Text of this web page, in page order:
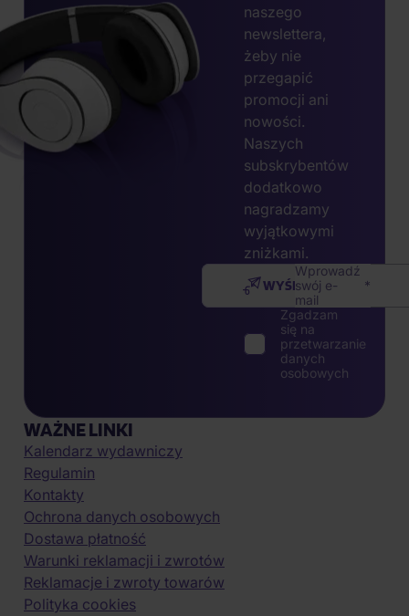
naszego
newslettera,
żeby nie
przegapić
promocji ani
nowości.
Naszych
subskrybentów
dodatkowo
nagradzamy
wyjątkowymi
zniżkami.
Wprowadź
swój e-
mail
WYŚLIJ
Zgadzam
się na
przetwarzanie
danych
osobowych
WAŻNE LINKI
Kalendarz wydawniczy
Regulamin
Kontakty
Ochrona danych osobowych
Dostawa płatność
Warunki reklamacji i zwrotów
Reklamacje i zwroty towarów
Polityka cookies